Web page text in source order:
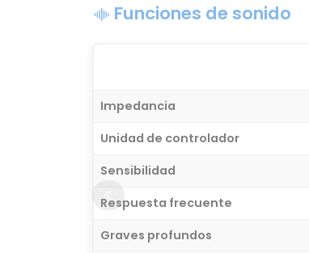
Funciones de sonido
Impedancia
Unidad de controlador
Sensibilidad
Respuesta frecuente
Graves profundos